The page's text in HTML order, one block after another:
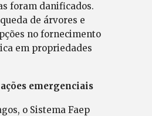
foram danificados.
de árvores e
no fornecimento
em propriedades
emergenciais
o Sistema Faep